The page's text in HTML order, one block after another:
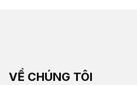
VỀ CHÚNG TÔI